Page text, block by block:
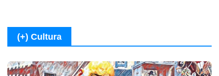
(+) Cultura